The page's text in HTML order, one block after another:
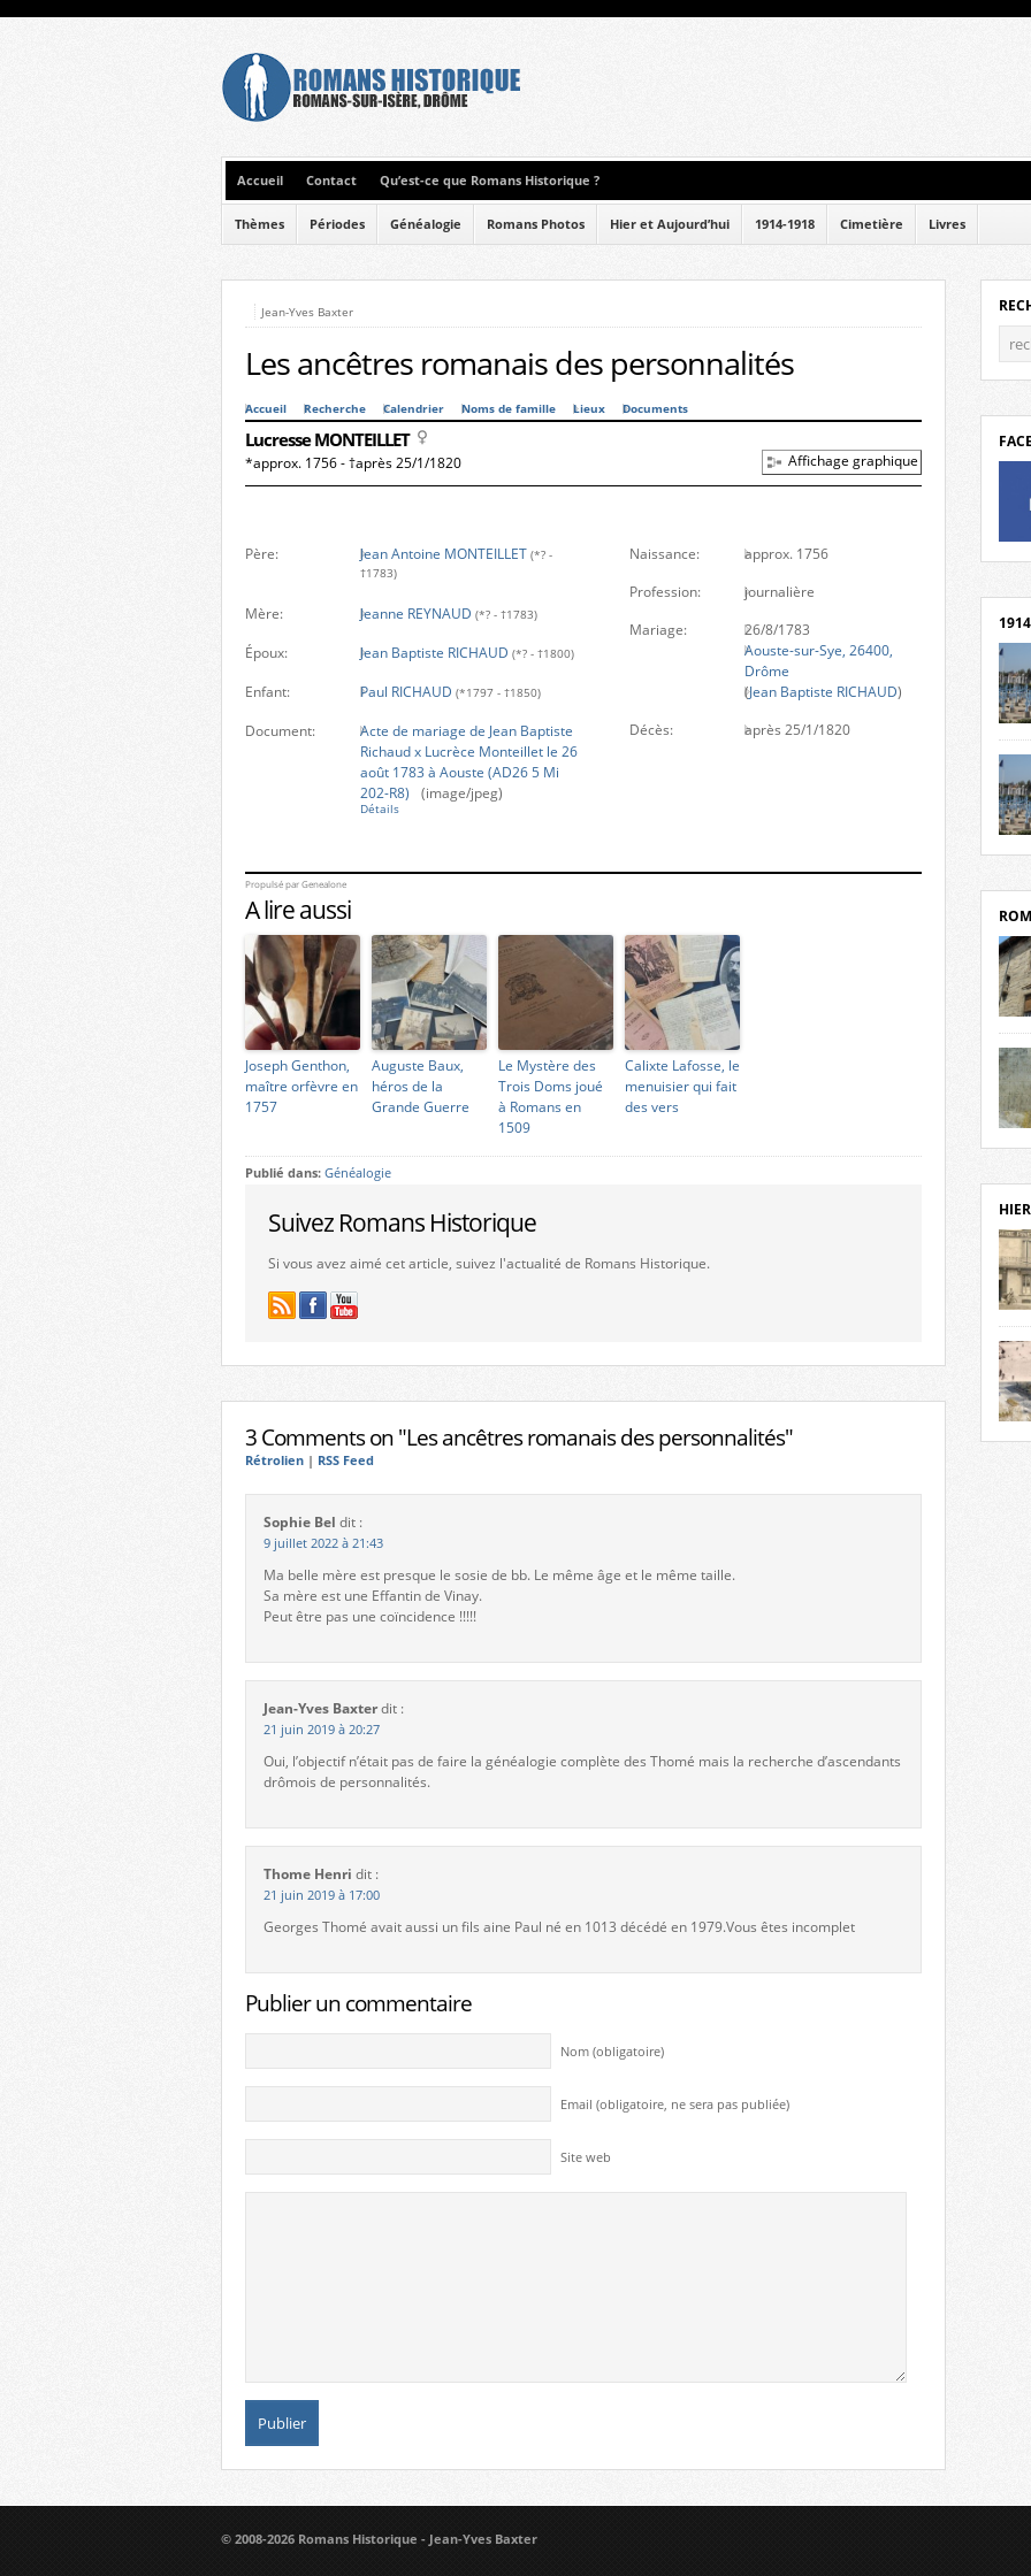
Accueil Contact Qu’est-ce que Romans Historique ?
Thèmes Périodes Généalogie Romans Photos Hier et Aujourd’hui 1914-1918 Cimetière Livres
Jean-Yves Baxter
Les ancêtres romanais des personnalités
Accueil Recherche Calendrier Noms de famille Lieux Documents
Lucresse MONTEILLET
*approx. 1756 - †après 25/1/1820 Affichage graphique
Père: Jean Antoine MONTEILLET (*? -
†1783)
Mère:
Jeanne REYNAUD (*? - †1783)
Époux: Jean Baptiste RICHAUD (*? - †1800)
Enfant: Paul RICHAUD (*1797 - †1850)
Document:
Acte de mariage de Jean Baptiste
Richaud x Lucrèce Monteillet le 26
août 1783 à Aouste (AD26 5 Mi
202-R8)
(image/jpeg)
Détails
Naissance:
approx. 1756
Profession:
journalière
Mariage:
26/8/1783
Aouste-sur-Sye, 26400,
Drôme
(Jean Baptiste RICHAUD)
Décès:
après 25/1/1820
Propulsé par Genealone
A lire aussi
Joseph Genthon,
maître orfèvre en
1757
Auguste Baux,
héros de la
Grande Guerre
Le Mystère des
Trois Doms joué
à Romans en
1509
Calixte Lafosse, le
menuisier qui fait
des vers
Publié dans: Généalogie
Suivez Romans Historique
Si vous avez aimé cet article, suivez l'actualité de Romans Historique.
3 Comments on "Les ancêtres romanais des personnalités"
Rétrolien | RSS Feed
Sophie Bel dit :
9 juillet 2022 à 21:43
Ma belle mère est presque le sosie de bb. Le même âge et le même taille.
Sa mère est une Effantin de Vinay.
Peut être pas une coïncidence !!!!!
Jean-Yves Baxterdit :
21 juin 2019 à 20:27
Oui, l’objectif n’était pas de faire la généalogie complète des Thomé mais la recherche d’ascendants
drômois de personnalités.
Thome Henri dit :
21 juin 2019 à 17:00
Georges Thomé avait aussi un fils aine Paul né en 1013 décédé en 1979.Vous êtes incomplet
Publier un commentaire
Nom (obligatoire)
Email (obligatoire, ne sera pas publiée)
Site web
par
de
© 2008-2026 Romans Historique - Jean-Yves Baxter